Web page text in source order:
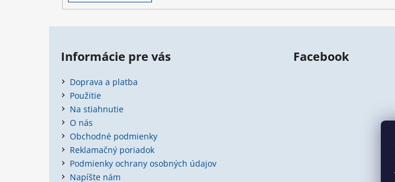
Informácie pre vás
Doprava a platba
Použitie
Na stiahnutie
O nás
Obchodné podmienky
Reklamačný poriadok
Podmienky ochrany osobných údajov
Napíšte nám
Facebook